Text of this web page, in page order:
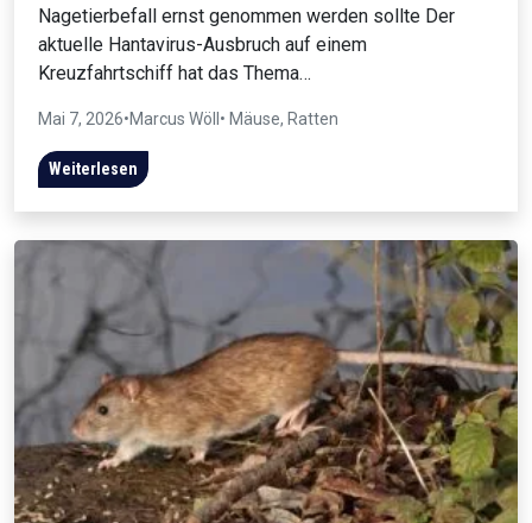
Nagetierbefall ernst genommen werden sollte Der
aktuelle Hantavirus-Ausbruch auf einem
Kreuzfahrtschiff hat das Thema…
Mai 7, 2026•Marcus Wöll • Mäuse, Ratten
Weiterlesen